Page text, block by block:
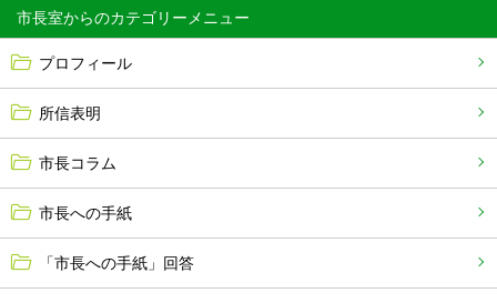
市長室から
プロフィール
所信表明
市長コラム
市長への手紙
「市長への手紙」回答